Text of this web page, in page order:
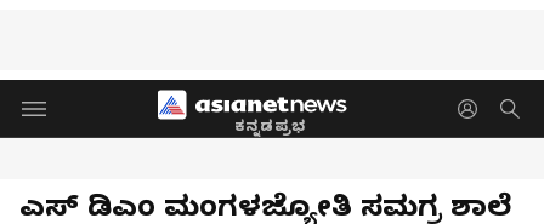
ಕನ್ನಡಪ್ರಭ
ಎಸ್ ಡಿಎಂ ಮಂಗಳಜ್ಯೋತಿ ಸಮಗ್ರ ಶಾಲೆ